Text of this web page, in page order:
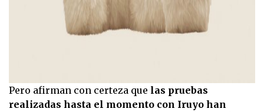
Pero afirman con certeza que las pruebas
realizadas hasta el momento con Iruyo han